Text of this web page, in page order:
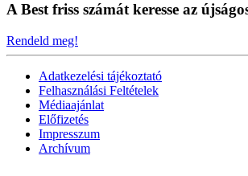
A Best friss számát keresse az
Rendeld meg!
Adatkezelési tájékoztató
Felhasználási Feltételek
Médiaajánlat
Előfizetés
Impresszum
Archívum